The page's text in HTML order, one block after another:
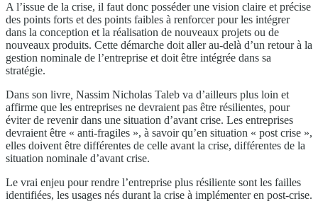
A l’issue de la crise, il faut donc posséder une vision claire et précise
des points forts et des points faibles à renforcer pour les intégrer
dans la conception et la réalisation de nouveaux projets ou de
nouveaux produits. Cette démarche doit aller au-delà d’un retour à la
gestion nominale de l’entreprise et doit être intégrée dans sa
stratégie.
Dans son livre, Nassim Nicholas Taleb va d’ailleurs plus loin et
affirme que les entreprises ne devraient pas être résilientes, pour
éviter de revenir dans une situation d’avant crise. Les entreprises
devraient être « anti-fragiles », à savoir qu’en situation « post crise »,
elles doivent être différentes de celle avant la crise, différentes de la
situation nominale d’avant crise.
Le vrai enjeu pour rendre l’entreprise plus résiliente sont les failles
identifiées, les usages nés durant la crise à implémenter en post-crise.